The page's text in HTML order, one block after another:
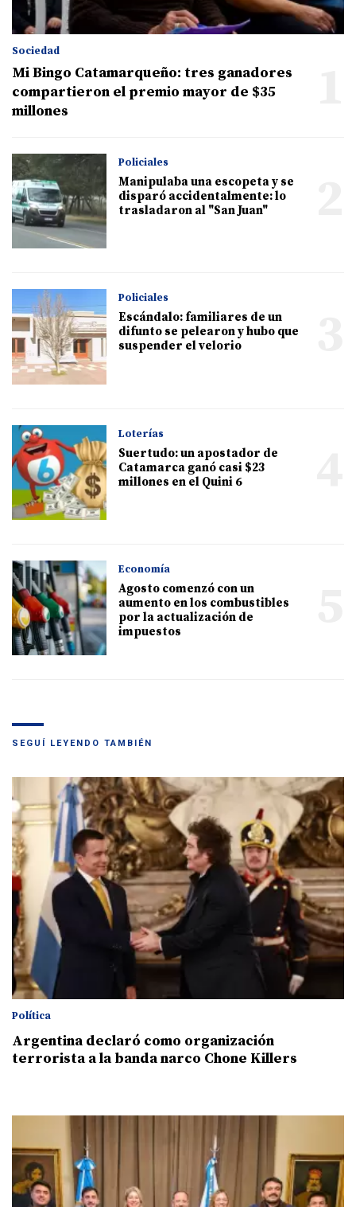
Sociedad
Mi Bingo Catamarqueño: tres ganadores
compartieron el premio mayor de $35
millones
Policiales
Manipulaba una escopeta y se
disparó accidentalmente: lo
trasladaron al "San Juan"
Policiales
Escándalo: familiares de un
difunto se pelearon y hubo que
suspender el velorio
Loterías
Suertudo: un apostador de
Catamarca ganó casi $23
millones en el Quini 6
Economía
Agosto comenzó con un
aumento en los combustibles
por la actualización de
impuestos
SEGUÍ LEYENDO TAMBIÉN
Política
Argentina declaró como organización
terrorista a la banda narco Chone Killers